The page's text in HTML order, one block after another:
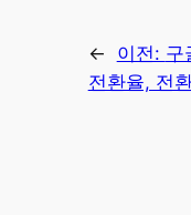
← 이전: 구
전환율, 전